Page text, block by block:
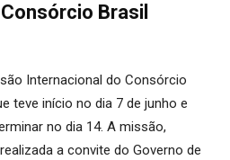
Brasil
Internacional do Consórcio
teve início no dia 7 de junho e
no dia 14. A missão,
a convite do Governo de